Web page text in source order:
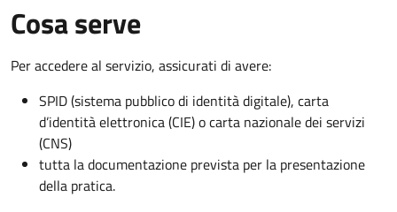
Cosa serve
Per accedere al servizio, assicurati di avere:
SPID (sistema pubblico di identità digitale), carta
d’identità elettronica (CIE) o carta nazionale dei servizi
(CNS)
tutta la documentazione prevista per la presentazione
della pratica.